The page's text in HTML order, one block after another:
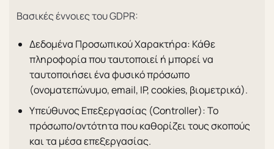
Βασικές έννοιες του GDPR:
Δεδομένα Προσωπικού Χαρακτήρα: Κάθε
πληροφορία που ταυτοποιεί ή μπορεί να
ταυτοποιήσει ένα φυσικό πρόσωπο
(ονοματεπώνυμο, email, IP, cookies, βιομετρικά).
Υπεύθυνος Επεξεργασίας (Controller): Το
πρόσωπο/οντότητα που καθορίζει τους σκοπούς
και τα μέσα επεξεργασίας.